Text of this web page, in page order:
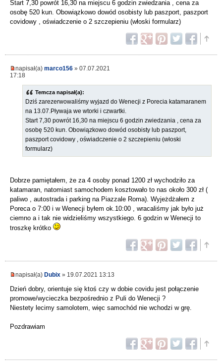
Start 7,30 powrót 16,30 na miejscu 6 godzin zwiedzania , cena za
osobę 520 kun. Obowiązkowo dowód osobisty lub paszport, paszport
covidowy , oświadczenie o 2 szczepieniu (włoski formularz)
napisał(a) marco156 » 07.07.2021
17:18
Temcza napisał(a):
Dziś zarezerwowaliśmy wyjazd do Wenecji z Porecia katamaranem
na 13.07.Pływaja we wtorki i czwartki.
Start 7,30 powrót 16,30 na miejscu 6 godzin zwiedzania , cena za
osobę 520 kun. Obowiązkowo dowód osobisty lub paszport,
paszport covidowy , oświadczenie o 2 szczepieniu (włoski
formularz)
Dobrze pamiętałem, że za 4 osoby ponad 1200 zł wychodziło za
katamaran, natomiast samochodem kosztowało to nas około 300 zł (
paliwo , autostrada i parking na Piazzale Roma). Wyjeżdżałem z
Poreca o 7:00 i w Wenecji byłem ok.10:00 , wracaliśmy jak było już
ciemno a i tak nie widzieliśmy wszystkiego. 6 godzin w Wenecji to
troszkę krótko
napisał(a) Dubix » 19.07.2021 13:13
Dzień dobry, orientuje się ktoś czy w dobie covidu jest połączenie
promowe/wycieczka bezpośrednio z Puli do Wenecji ?
Niestety lecimy samolotem, więc samochód nie wchodzi w grę.
Pozdrawiam